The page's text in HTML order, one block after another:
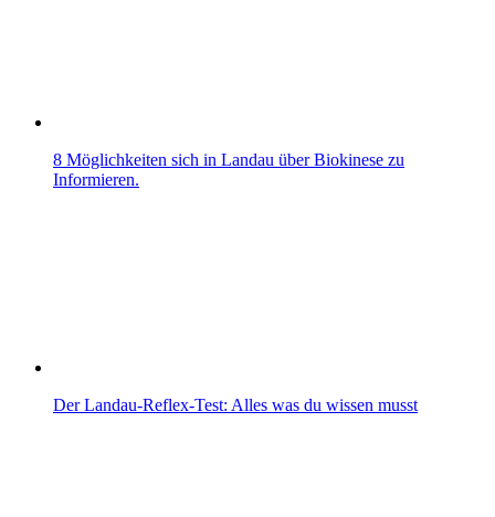
8 Möglichkeiten sich in Landau über Biokinese zu
Informieren.
Der Landau-Reflex-Test: Alles was du wissen musst